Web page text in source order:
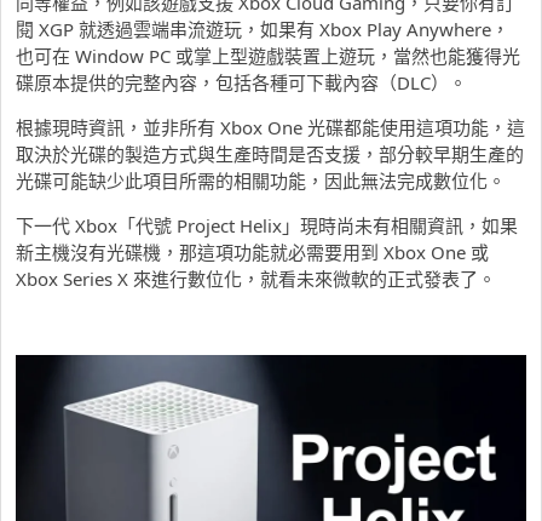
閱 XGP 就透過雲端串流遊玩，如果有 Xbox Play Anywhere，
也可在 Window PC 或掌上型遊戲裝置上遊玩，當然也能獲得光
碟原本提供的完整內容，包括各種可下載內容（DLC）。
根據現時資訊，並非所有 Xbox One 光碟都能使用這項功能，這
取決於光碟的製造方式與生產時間是否支援，部分較早期生產的
光碟可能缺少此項目所需的相關功能，因此無法完成數位化。
下一代 Xbox「代號 Project Helix」現時尚未有相關資訊，如果
新主機沒有光碟機，那這項功能就必需要用到 Xbox One 或
Xbox Series X 來進行數位化，就看未來微軟的正式發表了。